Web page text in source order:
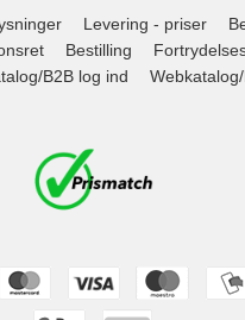
Levering - priser
Bestilling
B2B log ind